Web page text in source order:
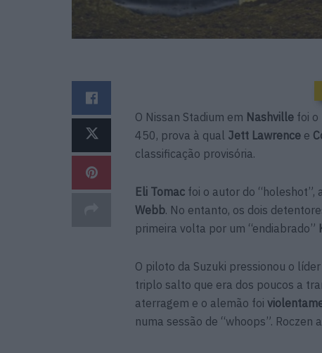
O Nissan Stadium em Nashville foi o
450, prova à qual Jett Lawrence e
classificação provisória.
Eli Tomac foi o autor do “holeshot”,
Webb. No entanto, os dois
primeira volta por um “endiabrado”
O piloto da Suzuki pressionou o
triplo salto que era dos poucos a
aterragem e o alemão foi
numa sessão de “whoops”.